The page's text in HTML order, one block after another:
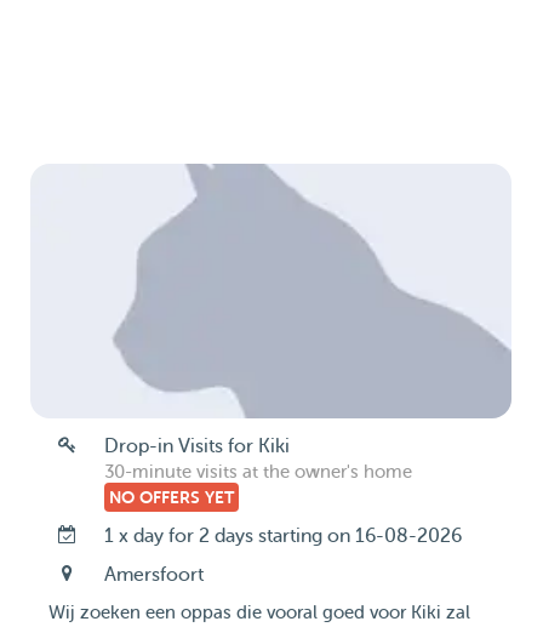
Drop-in Visits for Kiki
30-minute visits at the owner's home
NO OFFERS YET
1 x day for 2 days starting on 16-08-2026
Amersfoort
Wij zoeken een oppas die vooral goed voor Kiki zal